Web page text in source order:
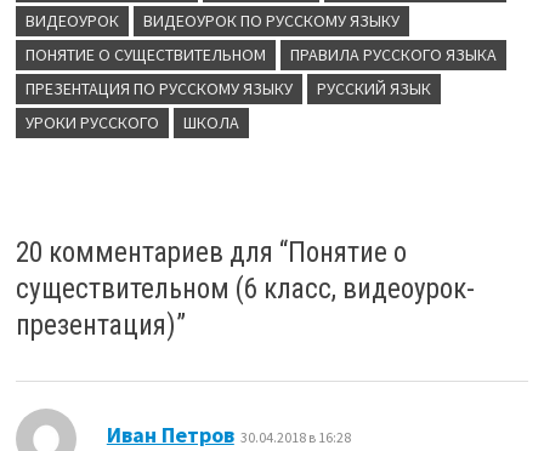
ВИДЕОУРОК
ВИДЕОУРОК ПО РУССКОМУ ЯЗЫКУ
ПОНЯТИЕ О СУЩЕСТВИТЕЛЬНОМ
ПРАВИЛА РУССКОГО ЯЗЫКА
ПРЕЗЕНТАЦИЯ ПО РУССКОМУ ЯЗЫКУ
РУССКИЙ ЯЗЫК
УРОКИ РУССКОГО
ШКОЛА
20 комментариев для “Понятие о
существительном (6 класс, видеоурок-
презентация)”
Иван Петров: 30.04.2018 в 16:28